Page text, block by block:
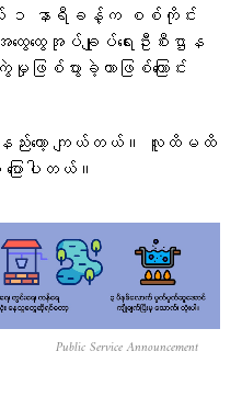
၁ နာရီခန့်က စစ်ကိုင်း
အုပ်ချုပ်ရေးဦးစီးဌာန
ြစ်ပွားခဲ့တာဖြစ်ကြောင်း
ည်းတော့ ကျယ်တယ်။ လူထိမထိ
ြောပါတယ်။
Public Service Announcement